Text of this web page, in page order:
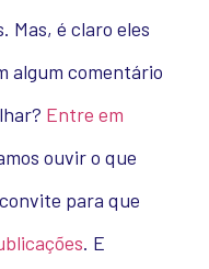
Mas, é claro eles
algum comentário
Entre em
ouvir o que
para que
. E